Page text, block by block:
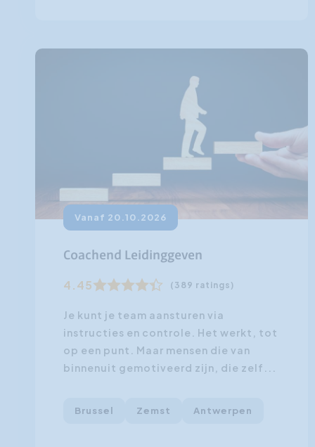
Vanaf 20.10.2026
Coachend Leidinggeven
4.45 (389 ratings)
Je kunt je team aansturen via
instructies en controle. Het werkt, tot
op een punt. Maar mensen die van
binnenuit gemotiveerd zijn, die zelf...
Brussel Zemst Antwerpen